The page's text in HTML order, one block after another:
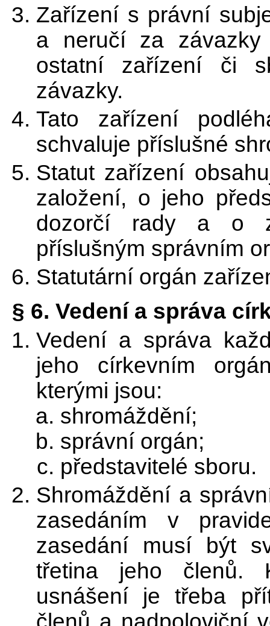
Zařízení s právní
a neručí za
ostatní zařízení či
závazky.
Tato zařízení
schvaluje příslušné
Statut zařízení
založení, o jeho
dozorčí rady a o
příslušným správním
Statutární orgán
§ 6. Vedení a správa
Vedení a správa
jeho církevním
kterými jsou:
shromáždění;
správní orgán;
představitelé sboru.
Shromáždění a
zasedáním v
zasedání musí být
třetina jeho členů.
usnášení je třeba